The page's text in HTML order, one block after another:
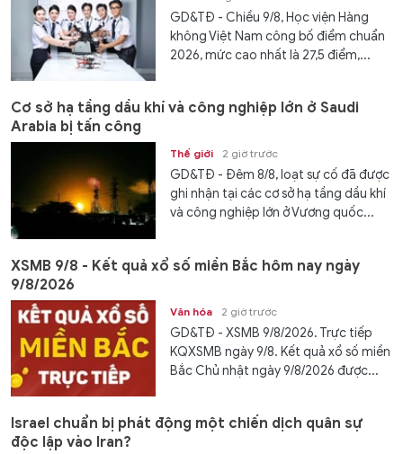
GD&TĐ - Chiều 9/8, Học viện Hàng
không Việt Nam công bố điểm chuẩn
2026, mức cao nhất là 27,5 điểm,...
Cơ sở hạ tầng dầu khí và công nghiệp lớn ở Saudi
Arabia bị tấn công
Thế giới 2 giờ trước
GD&TĐ - Đêm 8/8, loạt sự cố đã được
ghi nhận tại các cơ sở hạ tầng dầu khí
và công nghiệp lớn ở Vương quốc...
XSMB 9/8 - Kết quả xổ số miền Bắc hôm nay ngày
9/8/2026
Văn hóa 2 giờ trước
GD&TĐ - XSMB 9/8/2026. Trực tiếp
KQXSMB ngày 9/8. Kết quả xổ số miền
Bắc Chủ nhật ngày 9/8/2026 được...
Israel chuẩn bị phát động một chiến dịch quân sự
độc lập vào Iran?